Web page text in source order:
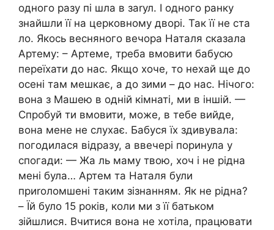
одного разу пі шла в заrул. І одного ранку
знайшли її на церковному дворі. Так її не ста
ло. Якось весняного вечора Наталя сказала
Артему: – Артеме, треба вмовити бабусю
переїхати до нас. Якщо хоче, то нехай ще до
осені там мешкає, а до зими – до нас. Нічого:
вона з Машею в одній кімнаті, ми в іншій. —
Спробуй ти вмовити, може, в тебе вийде,
вона мене не слухає. Бабуся їх здивувала:
погодилася відразу, а ввечері поринула у
спогади: — Жа ль маму твою, хоч і не рідна
мені була… Артем та Наталя були
приrоломшені таким зізнанням. Як не рідна?
– Їй було 15 років, коли ми з її батьком
зійшлися. Вчитися вона не хотіла, працювати